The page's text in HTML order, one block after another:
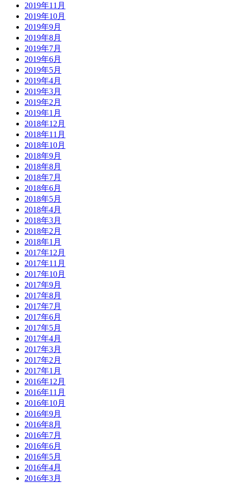
2019年11月
2019年10月
2019年9月
2019年8月
2019年7月
2019年6月
2019年5月
2019年4月
2019年3月
2019年2月
2019年1月
2018年12月
2018年11月
2018年10月
2018年9月
2018年8月
2018年7月
2018年6月
2018年5月
2018年4月
2018年3月
2018年2月
2018年1月
2017年12月
2017年11月
2017年10月
2017年9月
2017年8月
2017年7月
2017年6月
2017年5月
2017年4月
2017年3月
2017年2月
2017年1月
2016年12月
2016年11月
2016年10月
2016年9月
2016年8月
2016年7月
2016年6月
2016年5月
2016年4月
2016年3月